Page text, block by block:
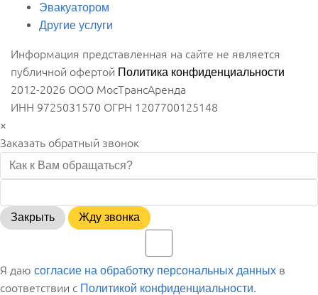
Эвакуатором
Другие услуги
Информация представленная на сайте не является
публичной офертой Политика конфиденциальности
2012-2026 ООО МосТрансАренда
ИНН 9725031570 ОГРН 1207700125148
×
Заказать обратный звонок
Закрыть Жду звонка
Я даю согласие на обработку персональных данных в
соответствии с Политикой конфиденциальности.